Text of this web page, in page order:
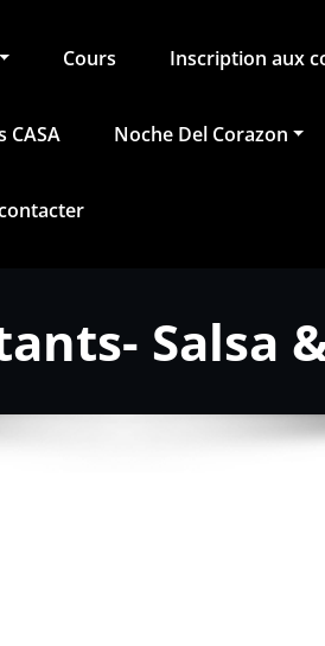
Cours Inscription aux
CASA Noche Del Corazon
Salsa